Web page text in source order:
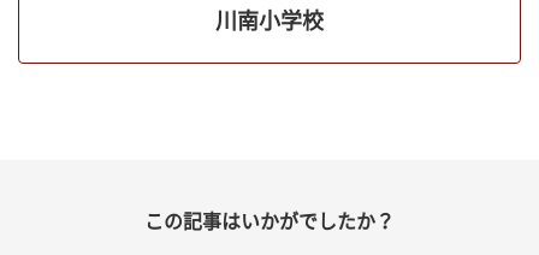
川南小学校
この記事はいかがでしたか？